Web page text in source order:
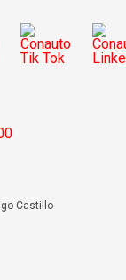
Castillo